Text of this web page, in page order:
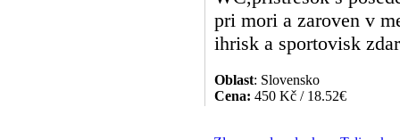
pri mori a zaroven v
ihrisk a sportovisk
Oblast: Slovensko
Cena: 450 Kč / 18.52€